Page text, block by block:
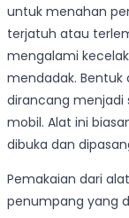
untuk menahan
terjatuh atau
mengalami
mendadak. Bentuk
dirancang
mobil. Alat ini
dibuka dan
Pemakaian dari
penumpang yang